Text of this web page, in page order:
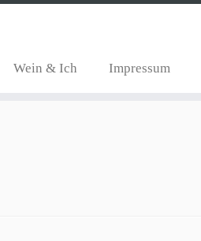
Wein & Ich Impressum